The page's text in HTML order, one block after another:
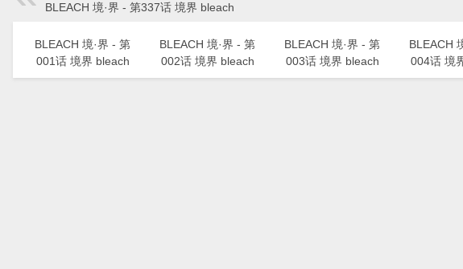
BLEACH 境·界 - 第337话 境界 bleach
BLEACH 境·界 - 第
001话 境界 bleach
BLEACH 境·界 - 第
002话 境界 bleach
BLEACH 境·界 - 第
003话 境界 bleach
BLEACH
004话 境